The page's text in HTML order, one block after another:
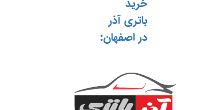
خرید
باتری آذر
در اصفهان: